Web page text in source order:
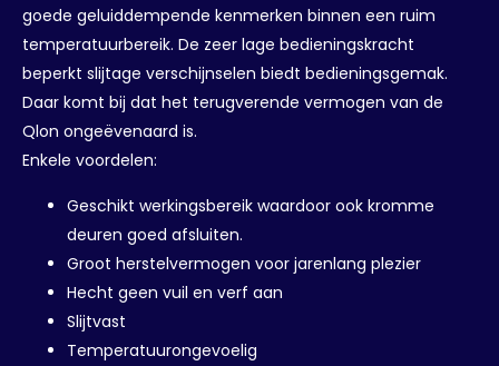
goede geluiddempende kenmerken binnen een ruim
temperatuurbereik. De zeer lage bedieningskracht
beperkt slijtage verschijnselen biedt bedieningsgemak.
Daar komt bij dat het terugverende vermogen van de
Qlon ongeëvenaard is.
Enkele voordelen:
Geschikt werkingsbereik waardoor ook kromme
deuren goed afsluiten.
Groot herstelvermogen voor jarenlang plezier
Hecht geen vuil en verf aan
Slijtvast
Temperatuurongevoelig